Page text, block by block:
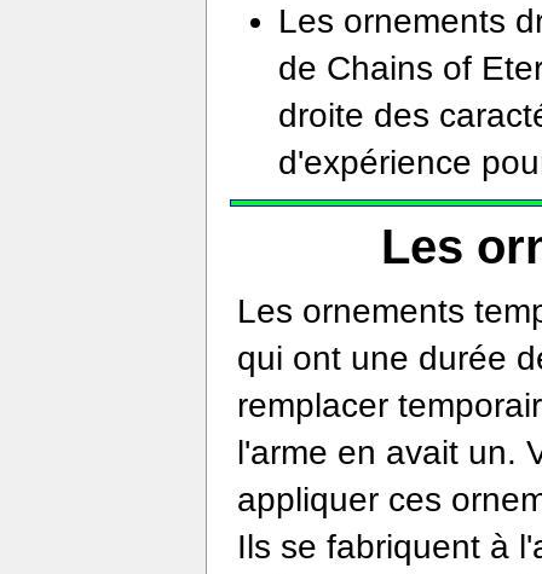
Les ornements
de Chains of
droite des
d'expérience
Les
Les ornements
qui ont une durée
remplacer
l'arme en avait un.
appliquer ces
Ils se fabriquent à